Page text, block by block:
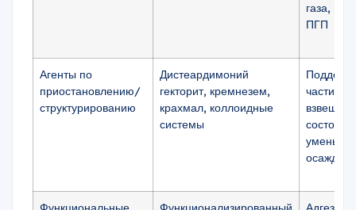
газа,
ПГП
Агенты по
приостановлению/
структурированию
Дистеардимоний
гекторит, кремнезем,
крахмал, коллоидные
системы
частицы